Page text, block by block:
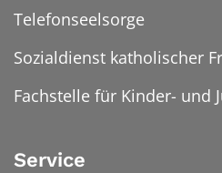
Telefonseelsorge
Sozialdienst katholischer
Fachstelle für Kinder- und
Service